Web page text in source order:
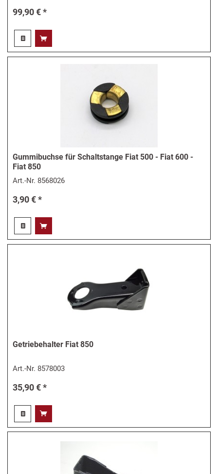
99,90 € *
Gummibuchse für Schaltstange Fiat 500 - Fiat 600 -
Fiat 850
Art.-Nr. 8568026
3,90 € *
Getriebehalter Fiat 850
Art.-Nr. 8578003
35,90 € *